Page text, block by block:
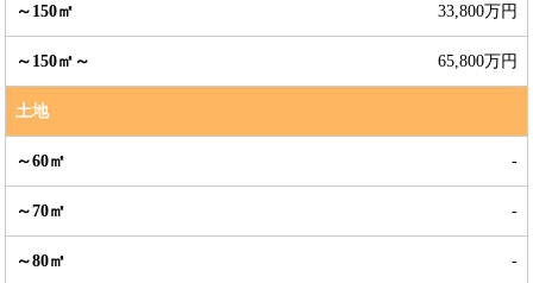
33,800万円
65,800万円
土地
-
-
-